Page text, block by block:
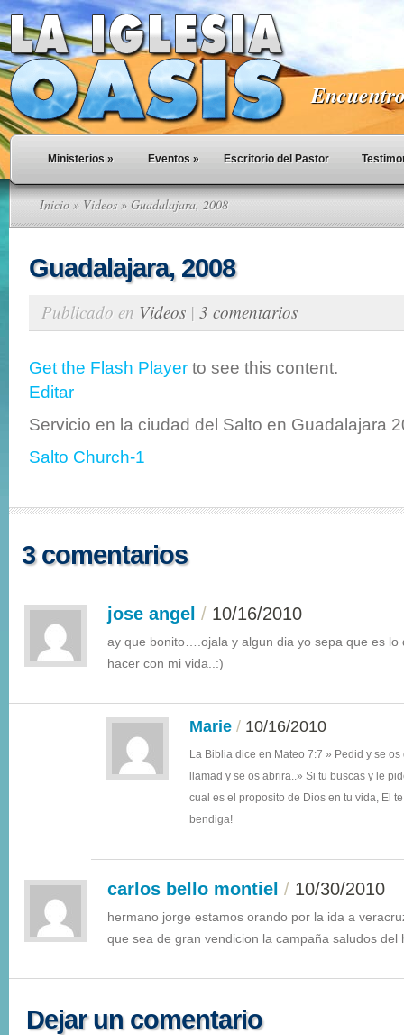
Ministerios » Eventos » Escritorio del Pastor
Inicio » Videos» Guadalajara, 2008
Guadalajara, 2008
Publicado en Videos | 3 comentarios
Get the Flash Player to see this content.
Editar
Servicio en la ciudad del Salto en Guadalajara
Salto Church-1
3 comentarios
jose angel / 10/16/2010
ay que bonito….ojala y algun dia yo sepa que es lo
hacer con mi vida..:)
Marie / 10/16/2010
La Biblia dice en Mateo 7:7 » Pedid y se
llamad y se os abrira..» Si tu buscas y le
cual es el proposito de Dios en tu vida, El
bendiga!
carlos bello montiel / 10/30/2010
hermano jorge estamos orando por la ida a
que sea de gran vendicion la campaña saludos del
Dejar un comentario